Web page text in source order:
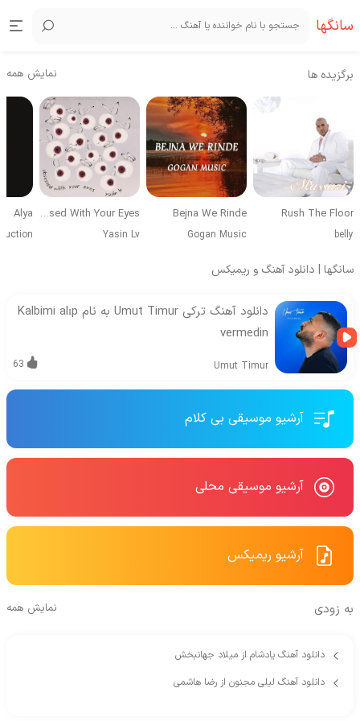
سانگها
برگزیده ها نمایش همه
Rush The Floor
belly
Bejna We Rinde
Gogan Music
Obsessed With Your Eyes
Yasin Lv
Alya
سانگها | دانلود آهنگ و ریمیکس
دانلود آهنگ ترکی Umut Timur به نام Kalbimi alıp
vermedin
Umut Timur
63
آرشیو موسیقی بی کلام
آرشیو موسیقی محلی
آرشیو ریمیکس
به زودی نمایش همه
دانلود آهنگ یادشام از میلاد جهانبخش
دانلود آهنگ لیلی مجنون از رضا هاشمی